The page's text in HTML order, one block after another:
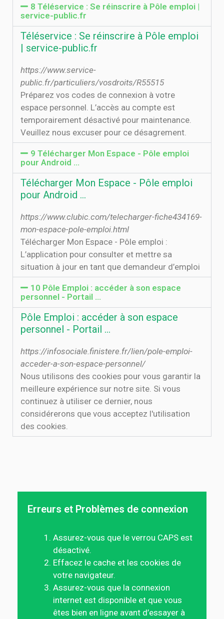
8 Téléservice : Se réinscrire à Pôle emploi |
service-public.fr
Téléservice : Se réinscrire à Pôle emploi
| service-public.fr
https://www.service-
public.fr/particuliers/vosdroits/R55515
Préparez vos codes de connexion à votre
espace personnel. L’accès au compte est
temporairement désactivé pour maintenance.
Veuillez nous excuser pour ce désagrement.
9 Télécharger Mon Espace - Pôle emploi
pour Android ...
Télécharger Mon Espace - Pôle emploi
pour Android ...
https://www.clubic.com/telecharger-fiche434169-
mon-espace-pole-emploi.html
Télécharger Mon Espace - Pôle emploi :
L’application pour consulter et mettre sa
situation à jour en tant que demandeur d’emploi
10 Pôle Emploi : accéder à son espace
personnel - Portail …
Pôle Emploi : accéder à son espace
personnel - Portail …
https://infosociale.finistere.fr/lien/pole-emploi-
acceder-a-son-espace-personnel/
Nous utilisons des cookies pour vous garantir la
meilleure expérience sur notre site. Si vous
continuez à utiliser ce dernier, nous
considérerons que vous acceptez l'utilisation
des cookies.
Erreurs et Problèmes de connexion
Assurez-vous que le verrou CAPS est
désactivé.
Effacez le cache et les cookies de
votre navigateur.
Assurez-vous que la connexion
internet est disponible et que vous
êtes bien en ligne avant d’essayer à